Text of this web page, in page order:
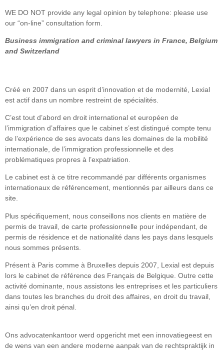
WE DO NOT provide any legal opinion by telephone: please use
our “on-line” consultation form.
Business immigration and criminal lawyers in France, Belgium
and Switzerland
Créé en 2007 dans un esprit d’innovation et de modernité, Lexial
est actif dans un nombre restreint de spécialités.
C’est tout d’abord en droit international et européen de
l’immigration d’affaires que le cabinet s’est distingué compte tenu
de l’expérience de ses avocats dans les domaines de la mobilité
internationale, de l’immigration professionnelle et des
problématiques propres à l’expatriation.
Le cabinet est à ce titre recommandé par différents organismes
internationaux de référencement, mentionnés par ailleurs dans ce
site.
Plus spécifiquement, nous conseillons nos clients en matière de
permis de travail, de carte professionnelle pour indépendant, de
permis de résidence et de nationalité dans les pays dans lesquels
nous sommes présents.
Présent à Paris comme à Bruxelles depuis 2007, Lexial est depuis
lors le cabinet de référence des Français de Belgique. Outre cette
activité dominante, nous assistons les entreprises et les particuliers
dans toutes les branches du droit des affaires, en droit du travail,
ainsi qu’en droit pénal.
Ons advocatenkantoor werd opgericht met een innovatiegeest en
de wens van een andere moderne aanpak van de rechtspraktijk in